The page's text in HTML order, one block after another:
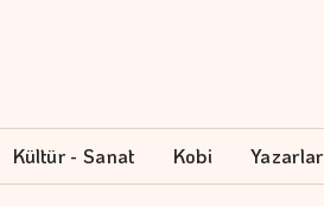
Kültür - Sanat Kobi Yazarlar